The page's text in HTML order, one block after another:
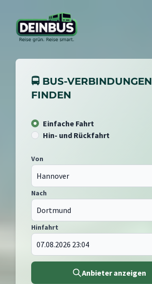
🚍 BUS-VERBINDUNGEN
FINDEN
Einfache Fahrt
Hin- und Rückfahrt
Von
Nach
Hinfahrt
Anbieter anzeigen